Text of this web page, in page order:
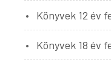
Könyvek 12 év
Könyvek 18 év